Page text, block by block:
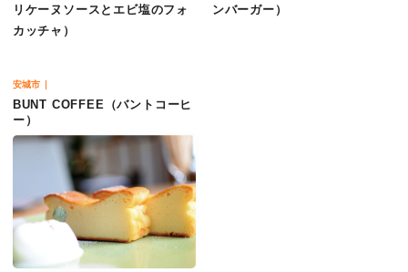
リケーヌソースとエビ塩のフォ
カッチャ）
ンバーガー）
安城市
BUNT COFFEE（バントコーヒ
ー）